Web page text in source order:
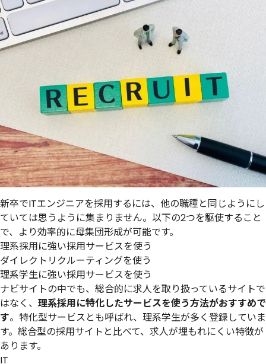
新卒でITエンジニアを採用するには、他の職種と同じようにし
ていては思うように集まりません。以下の2つを駆使すること
で、より効率的に母集団形成が可能です。
理系採用に強い採用サービスを使う
ダイレクトリクルーティングを使う
理系学生に強い採用サービスを使う
ナビサイトの中でも、総合的に求人を取り扱っているサイトで
はなく、 理系採用に特化したサービスを使う方法がおすすめで
す。特化型サービスとも呼ばれ、理系学生が多く登録していま
す。総合型の採用サイトと比べて、求人が埋もれにくい特徴が
あります。
IT